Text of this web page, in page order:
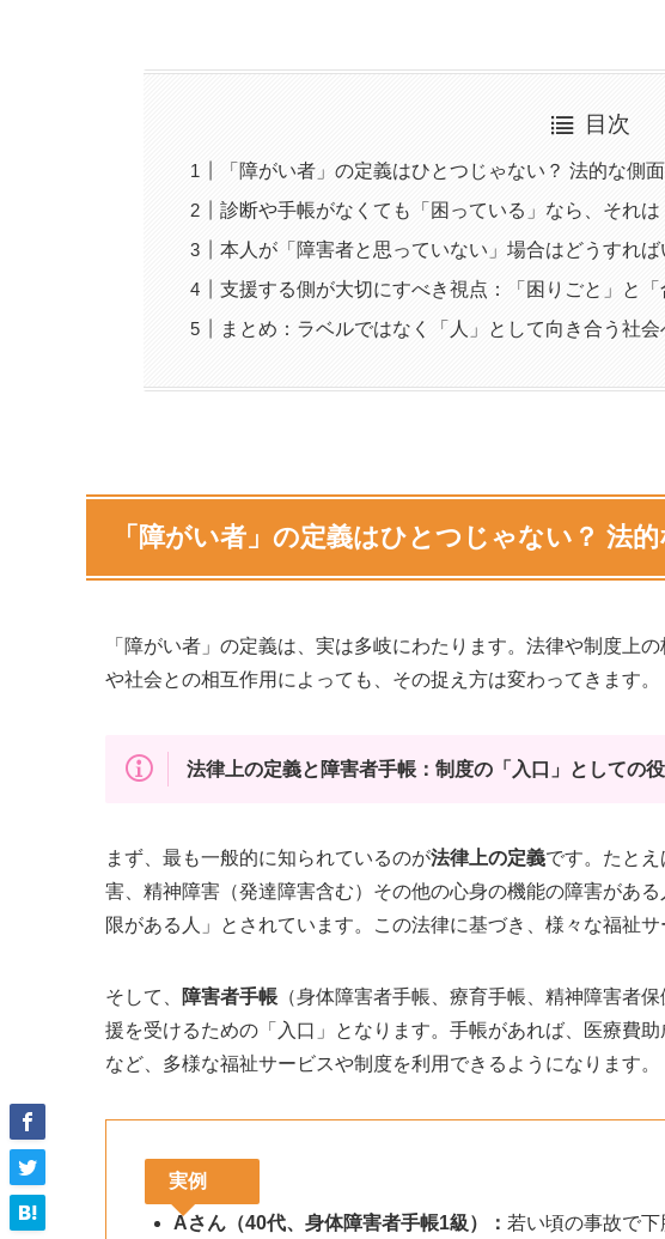
目次
「障がい者」の定義はひとつじゃない？ 法的な側
診断や手帳がなくても「困っている」なら、それ
本人が「障害者と思っていない」場合はどうすれば
支援する側が大切にすべき視点：「困りごと」と
まとめ：ラベルではなく「人」として向き合う社会
「障がい者」の定義はひとつじゃない？ 法
「障がい者」の定義は、実は多岐にわたります。法律や制度上
や社会との相互作用によっても、その捉え方は変わってきます。
法律上の定義と障害者手帳：制度の「入口」としての
まず、最も一般的に知られているのが法律上の定義です。たとえ
害、精神障害（発達障害含む）その他の心身の機能の障害があ
限がある人」とされています。この法律に基づき、様々な福祉サ
そして、 障害者手帳 （身体障害者手帳、療育手帳、精神障害者
援を受けるための「入口」となります。手帳があれば、医療費
など、多様な福祉サービスや制度を利用できるようになります。
実例
Aさん（40代、身体障害者手帳1級）： 若い頃の事故で